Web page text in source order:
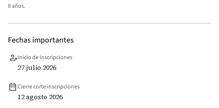
8 años.
Fechas importantes
person_editInicio de inscripciones
27 julio 2026
date_rangeCierre corte inscripciones
12 agosto 2026